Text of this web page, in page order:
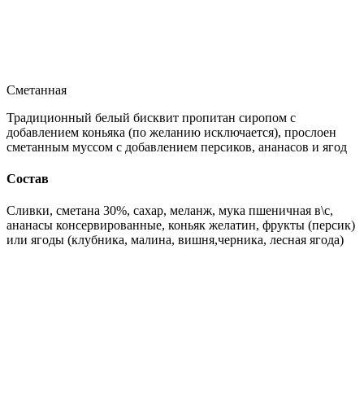
Сметанная
Традиционный белый бисквит пропитан сиропом с
добавлением коньяка (по желанию исключается), прослоен
сметанным муссом с добавлением персиков, ананасов и ягод
Состав
Сливки, сметана 30%, сахар, меланж, мука пшеничная в\с,
ананасы консервированные, коньяк желатин, фрукты (персик)
или ягоды (клубника, малина, вишня,черника, лесная ягода)